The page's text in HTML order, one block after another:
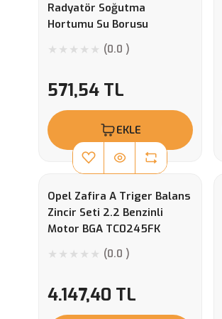
Radyatör Soğutma
Hortumu Su Borusu
90531675 1336168
(0.0 )
571,54 TL
EKLE
Opel Zafira A Triger Balans
Zincir Seti 2.2 Benzinli
Motor BGA TC0245FK
(0.0 )
4.147,40 TL